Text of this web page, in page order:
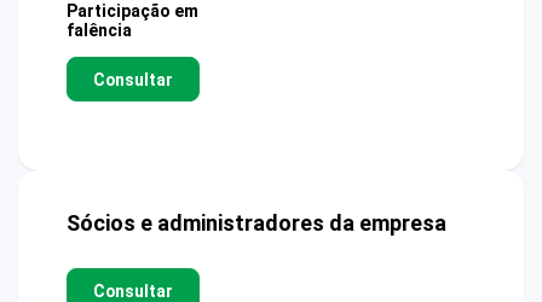
Participação em
falência
Consultar
Sócios e administradores da empresa
Consultar